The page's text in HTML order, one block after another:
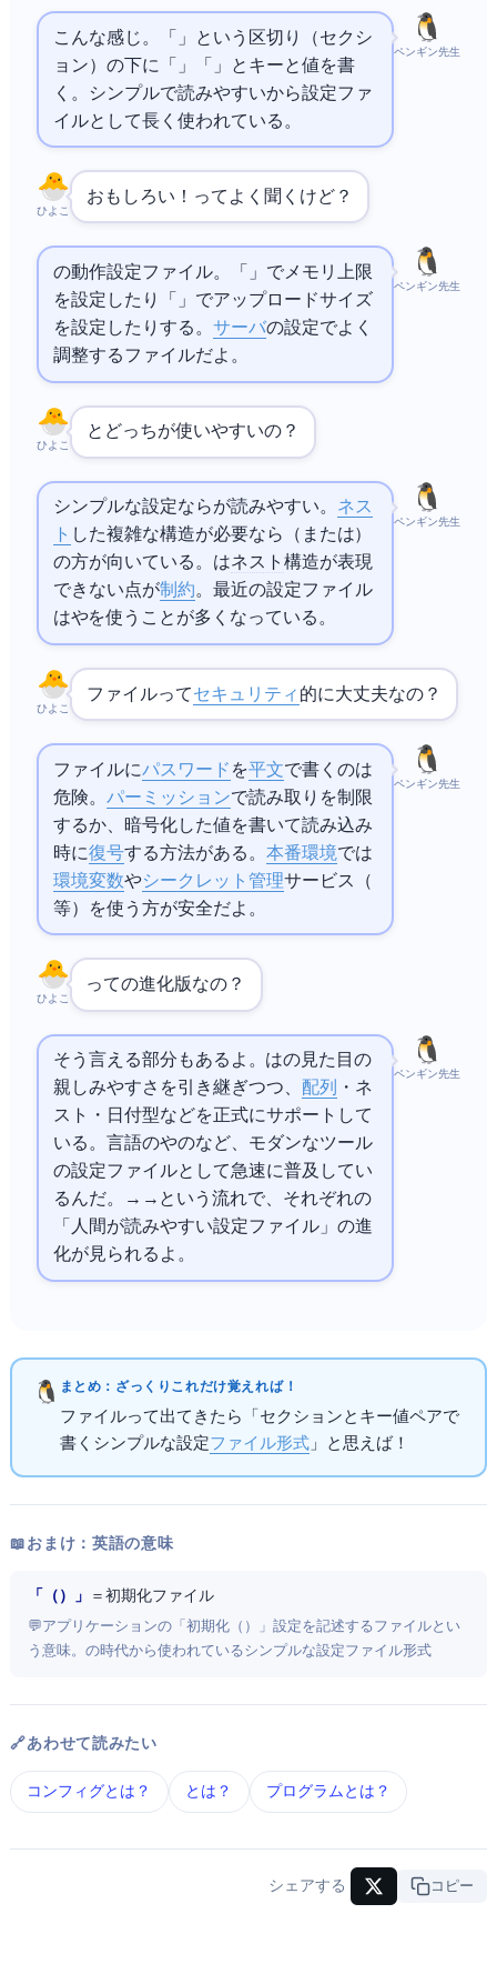
ペンギン先生
こんな感じ。「[database]」という区切り（セクシ
ョン）の下に「host =
」「port = 3306」とキーと値を書
く。シンプルで読みやすいから設定ファ
イルとして長く使われている。
ひよこ
おもしろい！php.iniってよく聞くけど？
ペンギン先生
の動作設定ファイル。「memory_limit = 256M」でメモリ上限
を設定したり「upload_max_filesize = 10M」でアップロードサイズ
を設定したりする。 Webサーバの設定でよく
調整するファイルだよ。
ひよこ
とどっちが使いやすいの？
ペンギン先生
シンプルな設定ならINIが読みやすい。 ネス
ト した複雑な構造が必要なら
（またはTOML）
の方が向いている。INIはネスト 構造が表現
できない点が制約。最近の設定ファイル
はやTOMLを使うことが多くなっている。
ひよこ
INIファイルってセキュリティ 的に大丈夫なの？
ペンギン先生
INIファイルにパスワード を平文で書くのは
危険。 パーミッションで読み取りを制限
するか、暗号化した値を書いて読み込み
時に復号する方法がある。 本番環境では
環境変数やシークレット管理サービス（
等）を使う方が安全だよ。
ひよこ
TOMLってINIの進化版なの？
ペンギン先生
そう言える部分もあるよ。TOMLはINIの見た目の
親しみやすさを引き継ぎつつ、 配列
・ネ
スト・日付型などを正式にサポートして
いる。 言語の.tomlやのpyproject.tomlなど、モダンなツール
の設定ファイルとして急速に普及してい
るんだ。INI→ →TOMLという流れで、それぞれの
「人間が読みやすい設定ファイル」の進
化が見られるよ。
まとめ：ざっくりこれだけ覚えればOK！
INIファイルって出てきたら「セクションとキー=値ペアで
書くシンプルな設定ファイル形式」と思えばOK！
📖 おまけ：英語の意味
「INI File（Initialization File）」 ＝ 初期化ファイル
💬 アプリケーションの「初期化（Initialization）」設定を記述するファイルとい
う意味。Windows 3.xの時代から使われているシンプルな設定ファイル形式
🔗 あわせて読みたい
コンフィグ とは？ OS とは？ プログラム とは？
シェアする URLコピー